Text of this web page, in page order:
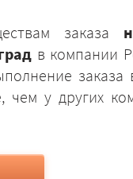
заказа
в компании
заказа
чем у других